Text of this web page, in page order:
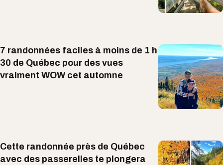
7 randonnées faciles à moins de 1 h
30 de Québec pour des vues
vraiment WOW cet automne
Cette randonnée près de Québec
avec des passerelles te plongera